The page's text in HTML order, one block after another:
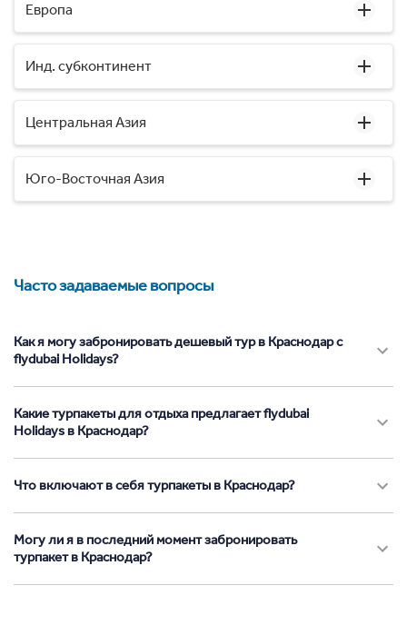
Европа
Инд. субконтинент
Центральная Азия
Юго-Восточная Азия
Часто задаваемые вопросы
Как я могу забронировать дешевый тур в Краснодар с
flydubai Holidays?
Какие турпакеты для отдыха предлагает flydubai
Holidays в Краснодар?
Что включают в себя турпакеты в Краснодар?
Могу ли я в последний момент забронировать
турпакет в Краснодар?